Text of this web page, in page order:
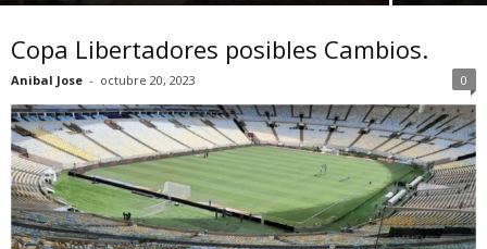
Copa Libertadores posibles Cambios.
Anibal Jose - octubre 20, 2023 0